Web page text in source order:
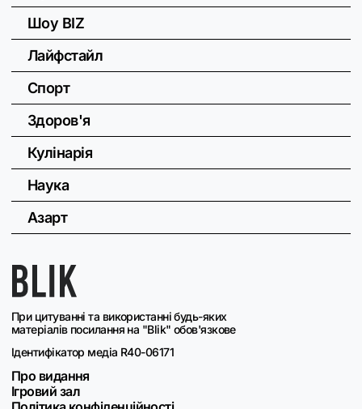
При цитуванні та використанні будь-яких
матеріалів посилання на "Blik" обов'язкове
Ідентифікатор медіа R40-06171
Про видання
Ігровий зал
Шоу BIZ
Лайфстайл
Спорт
Здоров'я
Кулінарія
Наука
Азарт